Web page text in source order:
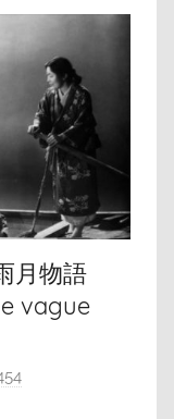
月物語
vague